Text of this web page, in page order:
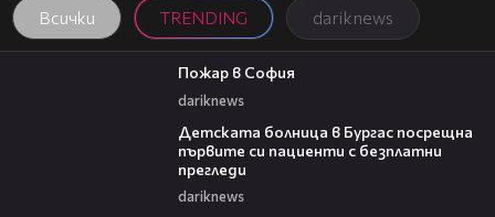
Всички TRENDING dariknews
00:20
Пожар в София
dariknews
Детската болница в Бургас посрещна
първите си пациенти с безплатни
прегледи
dariknews